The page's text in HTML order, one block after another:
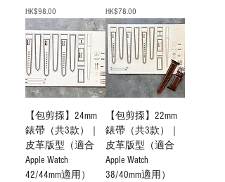
價格
HK$98.00 價格
HK$78.00
【包剪揼】24mm
錶帶（共3款）｜
皮革版型（適合
Apple Watch
42/44mm適用）
【包剪揼】22mm
錶帶（共3款）｜
皮革版型（適合
Apple Watch
38/40mm適用）